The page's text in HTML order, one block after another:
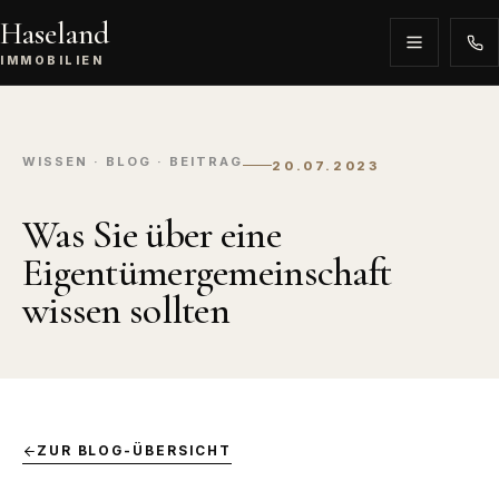
Haseland
IMMOBILIEN
WISSEN · BLOG · BEITRAG 20.07.2023
Was Sie über eine
Eigentümergemeinschaft
wissen sollten
ZUR BLOG-ÜBERSICHT